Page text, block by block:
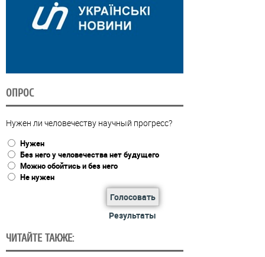
ОПРОС
Нужен ли человечеству научный прогресс?
Нужен
Без него у человечества нет будущего
Можно обойтись и без него
Не нужен
Голосовать
Результаты
ЧИТАЙТЕ ТАКЖЕ: